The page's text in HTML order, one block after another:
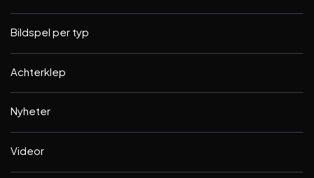
Bildspel per typ
Achterklep
Nyheter
Videor